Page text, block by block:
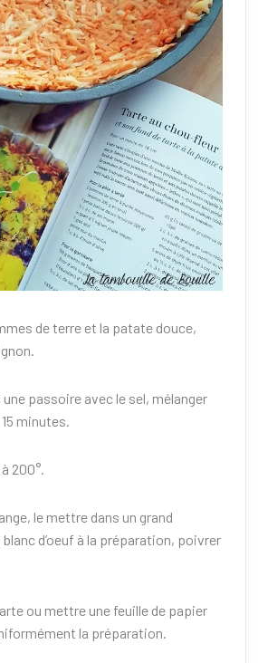
de terre et la patate douce,
passoire avec le sel, mélanger
minutes.
200°.
le mettre dans un grand
d’oeuf à la préparation, poivrer
ou mettre une feuille de papier
la préparation.